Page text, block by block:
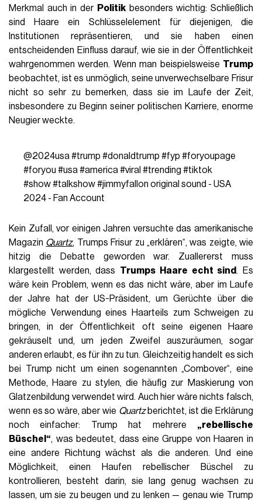
Merkmal auch in der Politikbesonders wichtig: Schließlich
sind Haare ein Schlüsselelement für diejenigen, die
Institutionen repräsentieren, und sie haben einen
entscheidenden Einfluss darauf, wie sie in der Öffentlichkeit
wahrgenommen werden. Wenn man beispielsweise Trump
beobachtet, ist es unmöglich, seine unverwechselbare Frisur
nicht so sehr zu bemerken, dass sie im Laufe der Zeit,
insbesondere zu Beginn seiner politischen Karriere, enorme
Neugier weckte.
@2024usa#trump #donaldtrump #fyp #foryoupage
#foryou #usa#america#viral #trending #tiktok
#show#talkshow#jimmyfallon original sound - USA
2024 - Fan Account
Kein Zufall, vor einigen Jahren versuchte das amerikanische
Magazin Quartz, Trumps Frisur zu „erklären“, was zeigte, wie
hitzig die Debatte geworden war. Zuallererst muss
klargestellt werden, dass Trumps Haare echt sind . Es
wäre kein Problem, wenn es das nicht wäre, aber im Laufe
der Jahre hat der US-Präsident, um Gerüchte über die
mögliche Verwendung eines Haarteils zum Schweigen zu
bringen, in der Öffentlichkeit oft seine eigenen Haare
gekräuselt und, um jeden Zweifel auszuräumen, sogar
anderen erlaubt, es für ihn zu tun. Gleichzeitig handelt es sich
bei Trump nicht um einen sogenannten „Combover“, eine
Methode, Haare zu stylen, die häufig zur Maskierung von
Glatzenbildung verwendet wird. Auch hier wäre nichts falsch,
wenn es so wäre, aber wie Quartzberichtet, ist die Erklärung
noch einfacher: Trump hat mehrere „rebellische
Büschel“, was bedeutet, dass eine Gruppe von Haaren in
eine andere Richtung wächst als die anderen. Und eine
Möglichkeit, einen Haufen rebellischer Büschel zu
kontrollieren, besteht darin, sie lang genug wachsen zu
lassen, um sie zu beugen und zu lenken — genau wie Trump